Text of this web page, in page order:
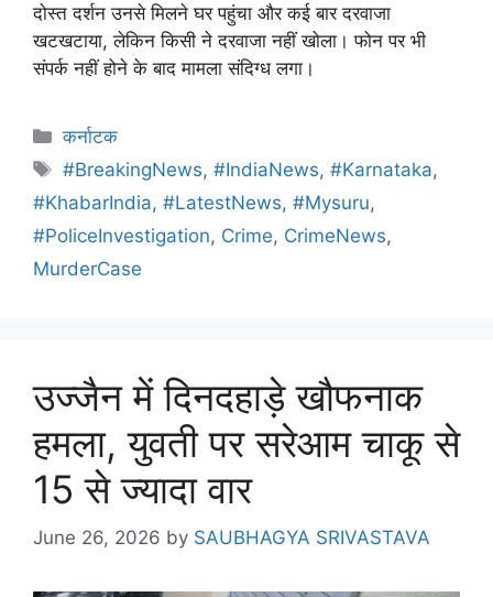
दोस्त दर्शन उनसे मिलने घर पहुंचा और कई बार दरवाजा
खटखटाया, लेकिन किसी ने दरवाजा नहीं खोला। फोन पर भी
संपर्क नहीं होने के बाद मामला संदिग्ध लगा।
कर्नाटक
#BreakingNews,#IndiaNews,#Karnataka,
#KhabarIndia, #LatestNews, #Mysuru,
#PoliceInvestigation, Crime, CrimeNews,
MurderCase
उज्जैन में दिनदहाड़े खौफनाक
हमला, युवती पर सरेआम चाकू से
15 से ज्यादा वार
June 26, 2026 by SAUBHAGYA SRIVASTAVA